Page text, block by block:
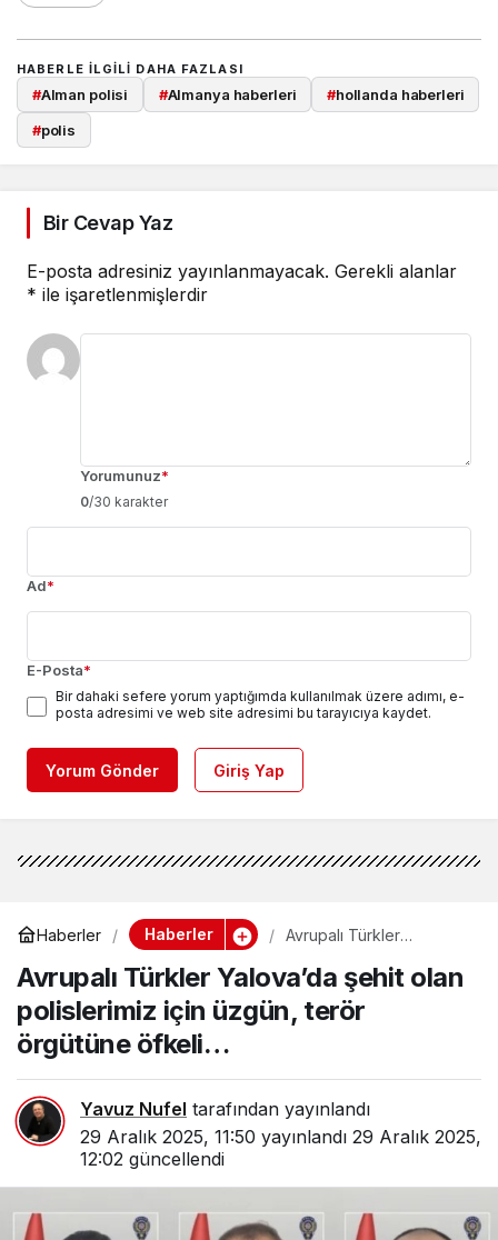
HABERLE ILGILI DAHA FAZLASI
#Alman polisi #Almanya haberleri #hollanda haberleri
#polis
Bir Cevap Yaz
E-posta adresiniz yayınlanmayacak. Gerekli alanlar
* ile işaretlenmişlerdir
Yorumunuz*
0/30 karakter
Ad*
E-Posta*
Bir dahaki sefere yorum yaptığımda kullanılmak üzere adımı, e-
posta adresimi ve web site adresimi bu tarayıcıya kaydet.
Yorum Gönder Giriş Yap
Haberler Haberler
Avrupalı Türkler
polislerimiz için üzgün,
terör örgütüne öfkeli…
Avrupalı Türkler Yalova’da şehit olan
polislerimiz için üzgün, terör
örgütüne öfkeli…
Yavuz Nufel tarafından yayınlandı
29 Aralık 2025, 11:50 yayınlandı 29 Aralık 2025,
12:02 güncellendi